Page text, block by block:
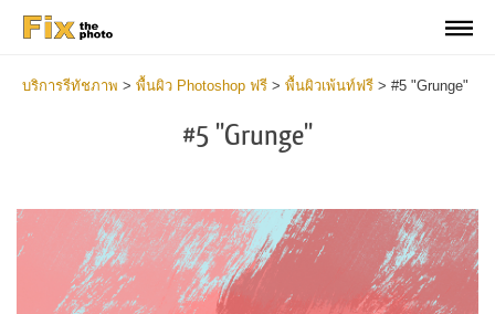
บริการรีทัชภาพ > พื้นผิว Photoshop ฟรี > พื้นผิวเพ้นท์ฟรี > #5 "Grunge"
#5 "Grunge"